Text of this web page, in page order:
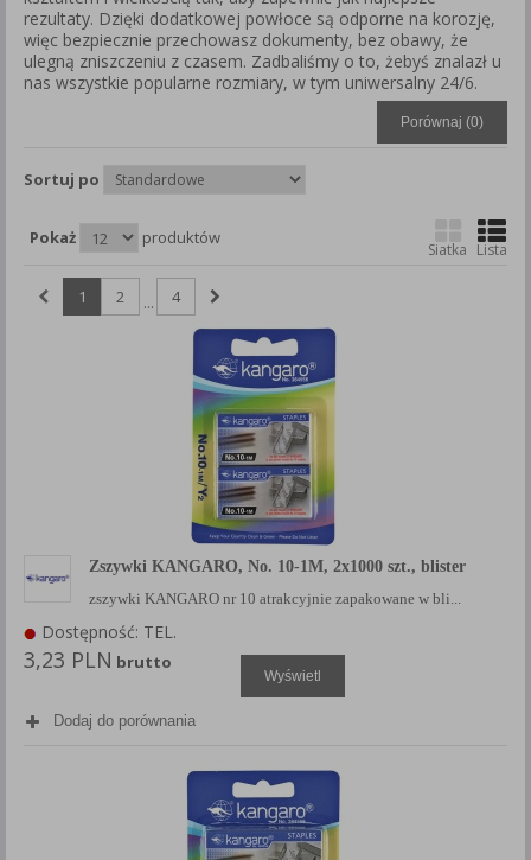
rezultaty. Dzięki dodatkowej powłoce są odporne na korozję,
więc bezpiecznie przechowasz dokumenty, bez obawy, że
ulegną zniszczeniu z czasem. Zadbaliśmy o to, żebyś znalazł u
nas wszystkie popularne rozmiary, w tym uniwersalny 24/6.
Porównaj (0)
Sortuj po
Pokaż produktów
Siatka Lista
1 2 ... 4
Zszywki KANGARO, No. 10-1M, 2x1000 szt., blister
zszywki KANGARO nr 10 atrakcyjnie zapakowane w bli...
Dostępność: TEL.
3,23 PLN brutto
Wyświetl
Dodaj do porównania
Każda Państwa zgoda jest dobrowolna i można ją w dowolnym
momencie wycofać.
Polityka prywatności (rozwiń)